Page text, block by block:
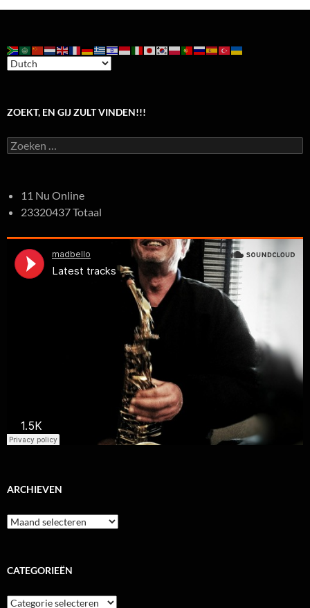
ZOEKT, EN GIJ ZULT VINDEN!!!
Zoeken
naar:
11 Nu Online
23320437 Totaal
ARCHIEVEN
Archieven
CATEGORIEËN
Categorieën